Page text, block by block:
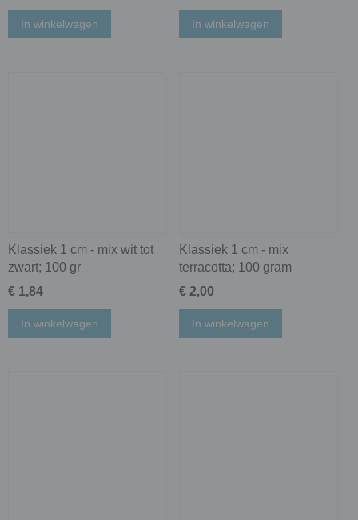
In winkelwagen In winkelwagen
Klassiek 1 cm - mix wit tot
zwart; 100 gr
€ 1,84
In winkelwagen
Klassiek 1 cm - mix
terracotta; 100 gram
€ 2,00
In winkelwagen